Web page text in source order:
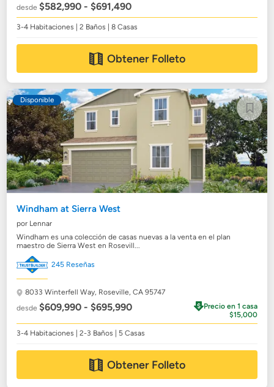
desde$582,990 - $691,490
3-4 Habitaciones | 2 Baños | 8 Casas
Obtener Folleto
Disponible
Windham at Sierra West
por Lennar
Windham es una colección de casas nuevas a la venta en el plan
maestro de Sierra West en Rosevill...
245 Reseñas
8033 Winterfell Way, Roseville, CA 95747
desde$609,990 - $695,990
Precio en 1 casa
$15,000
3-4 Habitaciones | 2-3 Baños | 5 Casas
Obtener Folleto